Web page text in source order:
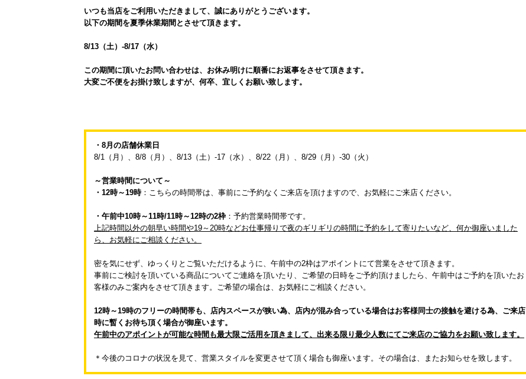
いつも当店をご利用いただきまして、誠にありがとうございます。
以下の期間を夏季休業期間とさせて頂きます。
8/13（土）-8/17（水）
この期間に頂いたお問い合わせは、お休み明けに順番にお返事をさせて頂きます。
大変ご不便をお掛け致しますが、何卒、宜しくお願い致します。
・8月の店舗休業日
8/1（月）、8/8（月）、8/13（土）-17（水）、8/22（月）、8/29（月）-30（火）
～営業時間について～
・12時～19時：こちらの時間帯は、事前にご予約なくご来店を頂けますので、お気軽にご来店ください。
・午前中10時～11時/11時～12時の2枠：予約営業時間帯です。
上記時間以外の朝早い時間や19～20時などお仕事帰りで夜のギリギリの時間に予約をして寄りたいなど、何か御座いました
ら、お気軽にご相談ください。
密を気にせず、ゆっくりとご覧いただけるように、午前中の2枠はアポイントにて営業をさせて頂きます。
事前にご検討を頂いている商品についてご連絡を頂いたり、ご希望の日時をご予約頂けましたら、午前中はご予約を頂いたお
客様のみご案内をさせて頂きます。ご希望の場合は、お気軽にご相談ください。
12時～19時のフリーの時間帯も、店内スペースが狭い為、店内が混み合っている場合はお客様同士の接触を避ける為、ご来店
時に暫くお待ち頂く場合が御座います。
午前中のアポイントが可能な時間も最大限ご活用を頂きまして、出来る限り最少人数にてご来店のご協力をお願い致します。
＊今後のコロナの状況を見て、営業スタイルを変更させて頂く場合も御座います。その場合は、またお知らせを致します。